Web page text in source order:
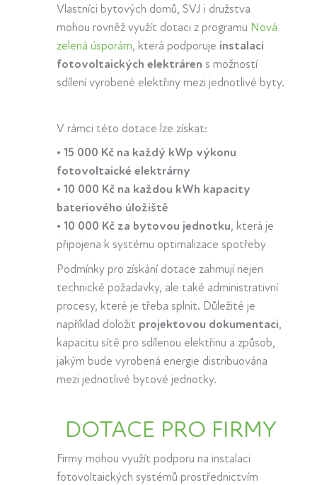
Vlastníci bytových domů, SVJ i družstva
mohou rovněž využít dotaci z programu Nová
zelená úsporám, která podporuje instalaci
fotovoltaických elektráren s možností
sdílení vyrobené elektřiny mezi jednotlivé byty.
V rámci této dotace lze získat:
• 15 000 Kč na každý kWp výkonu
fotovoltaické elektrárny
• 10 000 Kč na každou kWh kapacity
bateriového úložiště
• 10 000 Kč za bytovou jednotku, která je
připojena k systému optimalizace spotřeby
Podmínky pro získání dotace zahrnují nejen
technické požadavky, ale také administrativní
procesy, které je třeba splnit. Důležité je
například doložit projektovou dokumentaci,
kapacitu sítě pro sdílenou elektřinu a způsob,
jakým bude vyrobená energie distribuována
mezi jednotlivé bytové jednotky.
DOTACE PRO FIRMY
Firmy mohou využít podporu na instalaci
fotovoltaických systémů prostřednictvím